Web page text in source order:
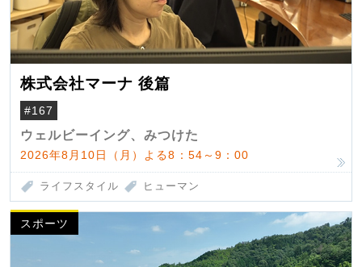
株式会社マーナ 後篇
#167
ウェルビーイング、みつけた
2026年8月10日（月）よる8：54～9：00
ライフスタイル ヒューマン
スポーツ